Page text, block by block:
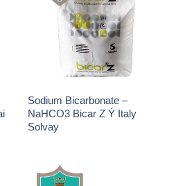
Sodium Bicarbonate –
NaHCO3 Bicar Z Ý Italy